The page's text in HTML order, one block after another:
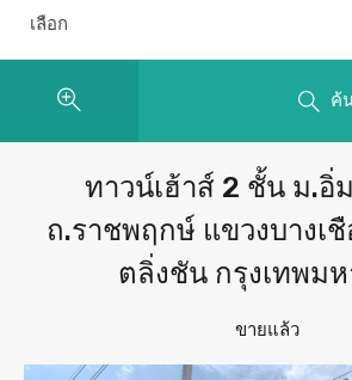
เลือก
ค้
ทาวน์เฮ้าส์ 2 ชั้น ม.อิ่
ถ.ราชพฤกษ์ แขวงบางเ
ตลิ่งชัน กรุงเทพม
ขายแล้ว